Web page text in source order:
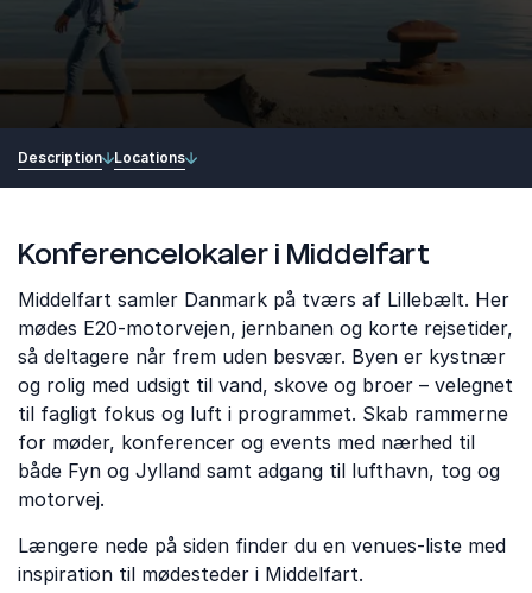
Description Locations
Konferencelokaler i Middelfart
Middelfart samler Danmark på tværs af Lillebælt. Her
mødes E20-motorvejen, jernbanen og korte rejsetider,
så deltagere når frem uden besvær. Byen er kystnær
og rolig med udsigt til vand, skove og broer – velegnet
til fagligt fokus og luft i programmet. Skab rammerne
for møder, konferencer og events med nærhed til
både Fyn og Jylland samt adgang til lufthavn, tog og
motorvej.
Længere nede på siden finder du en venues-liste med
inspiration til mødesteder i Middelfart.